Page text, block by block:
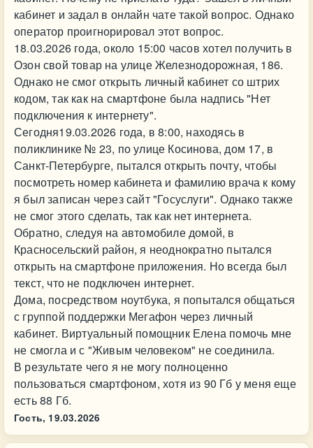
кабинет и задал в онлайн чате такой вопрос. Однако
оператор проигнорировал этот вопрос.
18.03.2026 года, около 15:00 часов хотел получить в
Озон свой товар на улице Железнодорожная, 186.
Однако не смог открыть личный кабинет со штрих
кодом, так как на смартфоне была надпись "Нет
подключения к интернету".
Сегодня19.03.2026 года, в 8:00, находясь в
поликлинике № 23, по улице Косинова, дом 17, в
Санкт-Петербурге, пытался открыть почту, чтобы
посмотреть номер кабинета и фамилию врача к кому
я был записан через сайт "Госуслуги". Однако также
не смог этого сделать, так как нет интернета.
Обратно, следуя на автомобиле домой, в
Красносельский район, я неоднократно пытался
открыть на смартфоне приложения. Но всегда был
текст, что не подключен интернет.
Дома, посредством ноутбука, я попытался общаться
с группой поддержки Мегафон через личный
кабинет. Виртуальный помощник Елена помочь мне
не смогла и с "Живым человеком" не соединила.
В результате чего я не могу полноценно
пользоваться смартфоном, хотя из 90 Гб у меня еще
есть 88 Гб.
Гость, 19.03.2026